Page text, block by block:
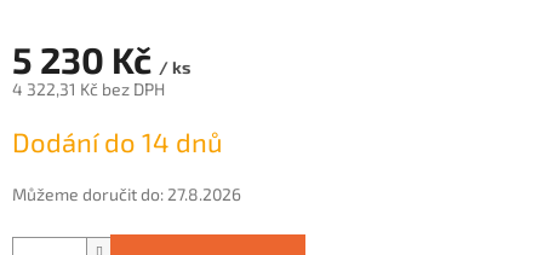
5 230 Kč / ks
4 322,31 Kč bez DPH
cena:
Dodání do 14 dnů
Můžeme doručit do: 27.8.2026